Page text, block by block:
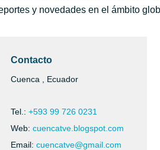
Guayacán Orquesta
y novedades en el ámbito
Contacto
Cuenca , Ecuador
Tel.: +593 99 726 0231
Web: cuencatve.blogspot.com
Email: cuencatve@gmail.com